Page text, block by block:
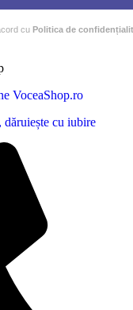
cu Politica de
VoceaShop.ro
dăruiește cu iubire